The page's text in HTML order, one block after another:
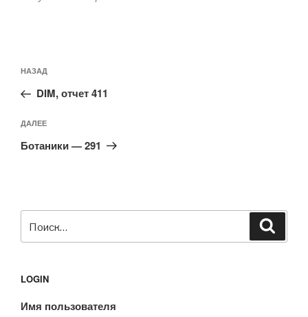
по
записям
Предыдущая
запись:
НАЗАД
DIM, отчет 411
Следующая
запись
ДАЛЕЕ
Ботаники — 291
LOGIN
Имя пользователя